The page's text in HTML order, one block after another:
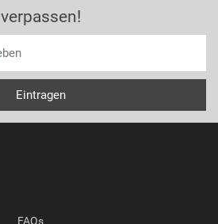
verpassen!
FAQs